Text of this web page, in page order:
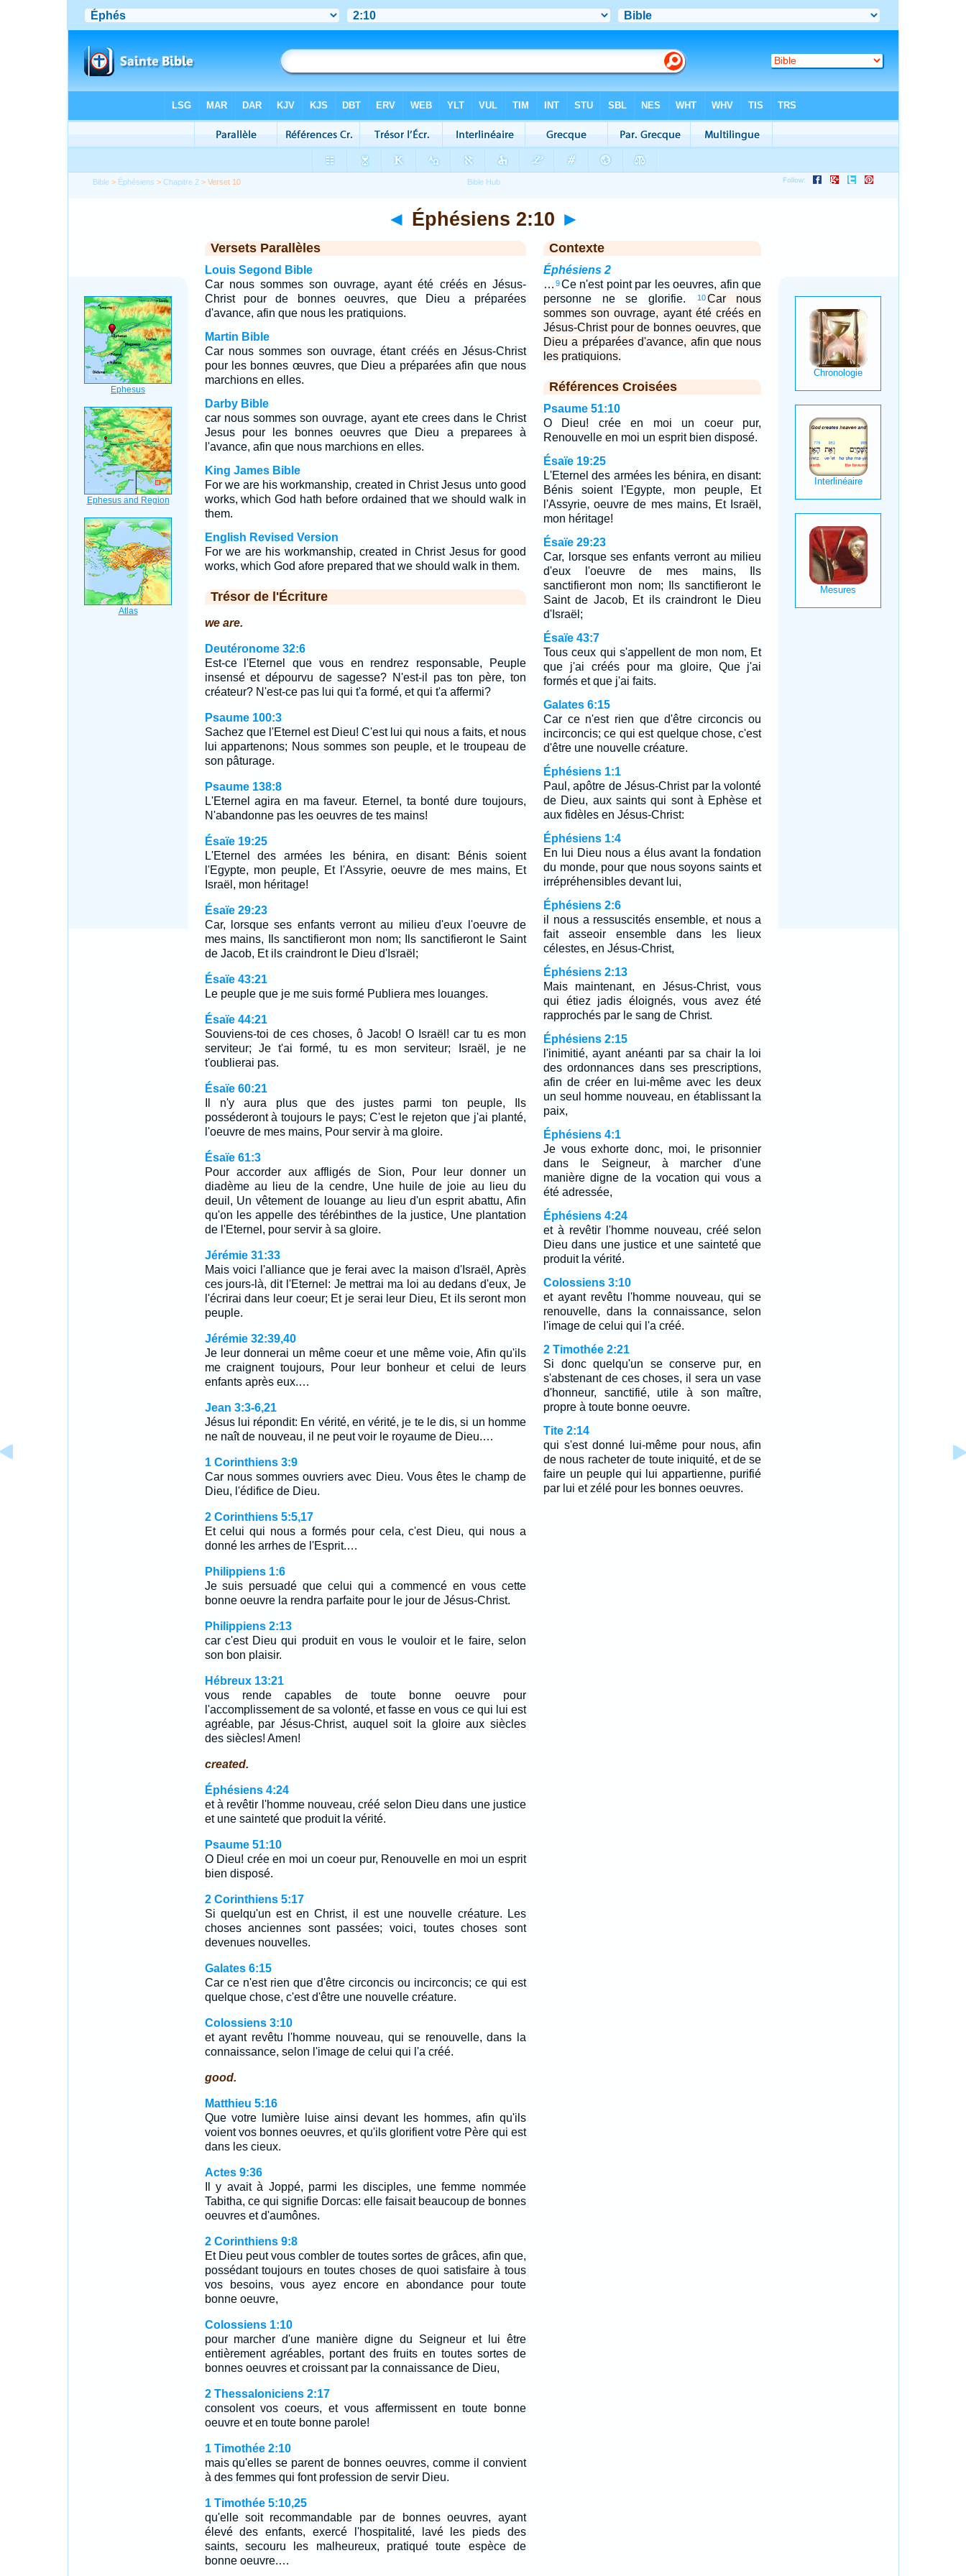
Bible > Éphésiens >Chapitre 2 > Verset 10
◄ Éphésiens 2:10 ►
Versets Parallèles
Louis Segond Bible
Car nous sommes son ouvrage, ayant été créés en Jésus-
Christ pour de bonnes oeuvres, que Dieu a préparées
d'avance, afin que nous les pratiquions.
Martin Bible
Car nous sommes son ouvrage, étant créés en Jésus-Christ
pour les bonnes œuvres, que Dieu a préparées afin que nous
marchions en elles.
Darby Bible
car nous sommes son ouvrage, ayant ete crees dans le Christ
Jesus pour les bonnes oeuvres que Dieu a preparees à
l'avance, afin que nous marchions en elles.
King James Bible
For we are his workmanship, created in Christ Jesus unto good
works, which God hath before ordained that we should walk in
them.
English Revised Version
For we are his workmanship, created in Christ Jesus for good
works, which God afore prepared that we should walk in them.
Trésor de l'Écriture
we are.
Deutéronome 32:6
Est-ce l'Eternel que vous en rendrez responsable, Peuple
insensé et dépourvu de sagesse? N'est-il pas ton père, ton
créateur? N'est-ce pas lui qui t'a formé, et qui t'a affermi?
Psaume 100:3
Sachez que l'Eternel est Dieu! C'est lui qui nous a faits, et nous
lui appartenons; Nous sommes son peuple, et le troupeau de
son pâturage.
Psaume 138:8
L'Eternel agira en ma faveur. Eternel, ta bonté dure toujours,
N'abandonne pas les oeuvres de tes mains!
Ésaïe 19:25
L'Eternel des armées les bénira, en disant: Bénis soient
l'Egypte, mon peuple, Et l'Assyrie, oeuvre de mes mains, Et
Israël, mon héritage!
Ésaïe 29:23
Car, lorsque ses enfants verront au milieu d'eux l'oeuvre de
mes mains, Ils sanctifieront mon nom; Ils sanctifieront le Saint
de Jacob, Et ils craindront le Dieu d'Israël;
Ésaïe 43:21
Le peuple que je me suis formé Publiera mes louanges.
Ésaïe 44:21
Souviens-toi de ces choses, ô Jacob! O Israël! car tu es mon
serviteur; Je t'ai formé, tu es mon serviteur; Israël, je ne
t'oublierai pas.
Ésaïe 60:21
Il n'y aura plus que des justes parmi ton peuple, Ils
posséderont à toujours le pays; C'est le rejeton que j'ai planté,
l'oeuvre de mes mains, Pour servir à ma gloire.
Ésaïe 61:3
Pour accorder aux affligés de Sion, Pour leur donner un
diadème au lieu de la cendre, Une huile de joie au lieu du
deuil, Un vêtement de louange au lieu d'un esprit abattu, Afin
qu'on les appelle des térébinthes de la justice, Une plantation
de l'Eternel, pour servir à sa gloire.
Jérémie 31:33
Mais voici l'alliance que je ferai avec la maison d'Israël, Après
ces jours-là, dit l'Eternel: Je mettrai ma loi au dedans d'eux, Je
l'écrirai dans leur coeur; Et je serai leur Dieu, Et ils seront mon
peuple.
Jérémie 32:39,40
Je leur donnerai un même coeur et une même voie, Afin qu'ils
me craignent toujours, Pour leur bonheur et celui de leurs
enfants après eux.…
Jean 3:3-6,21
Jésus lui répondit: En vérité, en vérité, je te le dis, si un homme
ne naît de nouveau, il ne peut voir le royaume de Dieu.…
1 Corinthiens 3:9
Car nous sommes ouvriers avec Dieu. Vous êtes le champ de
Dieu, l'édifice de Dieu.
2 Corinthiens 5:5,17
Et celui qui nous a formés pour cela, c'est Dieu, qui nous a
donné les arrhes de l'Esprit.…
Philippiens 1:6
Je suis persuadé que celui qui a commencé en vous cette
bonne oeuvre la rendra parfaite pour le jour de Jésus-Christ.
Philippiens 2:13
car c'est Dieu qui produit en vous le vouloir et le faire, selon
son bon plaisir.
Hébreux 13:21
vous rende capables de toute bonne oeuvre pour
l'accomplissement de sa volonté, et fasse en vous ce qui lui est
agréable, par Jésus-Christ, auquel soit la gloire aux siècles
des siècles! Amen!
created.
Éphésiens 4:24
et à revêtir l'homme nouveau, créé selon Dieu dans une justice
et une sainteté que produit la vérité.
Psaume 51:10
O Dieu! crée en moi un coeur pur, Renouvelle en moi un esprit
bien disposé.
2 Corinthiens 5:17
Si quelqu'un est en Christ, il est une nouvelle créature. Les
choses anciennes sont passées; voici, toutes choses sont
devenues nouvelles.
Galates 6:15
Car ce n'est rien que d'être circoncis ou incirconcis; ce qui est
quelque chose, c'est d'être une nouvelle créature.
Colossiens 3:10
et ayant revêtu l'homme nouveau, qui se renouvelle, dans la
connaissance, selon l'image de celui qui l'a créé.
good.
Matthieu 5:16
Que votre lumière luise ainsi devant les hommes, afin qu'ils
voient vos bonnes oeuvres, et qu'ils glorifient votre Père qui est
dans les cieux.
Actes 9:36
Il y avait à Joppé, parmi les disciples, une femme nommée
Tabitha, ce qui signifie Dorcas: elle faisait beaucoup de bonnes
oeuvres et d'aumônes.
2 Corinthiens 9:8
Et Dieu peut vous combler de toutes sortes de grâces, afin que,
possédant toujours en toutes choses de quoi satisfaire à tous
vos besoins, vous ayez encore en abondance pour toute
bonne oeuvre,
Colossiens 1:10
pour marcher d'une manière digne du Seigneur et lui être
entièrement agréables, portant des fruits en toutes sortes de
bonnes oeuvres et croissant par la connaissance de Dieu,
2 Thessaloniciens 2:17
consolent vos coeurs, et vous affermissent en toute bonne
oeuvre et en toute bonne parole!
1 Timothée 2:10
mais qu'elles se parent de bonnes oeuvres, comme il convient
à des femmes qui font profession de servir Dieu.
1 Timothée 5:10,25
qu'elle soit recommandable par de bonnes oeuvres, ayant
élevé des enfants, exercé l'hospitalité, lavé les pieds des
saints, secouru les malheureux, pratiqué toute espèce de
bonne oeuvre.…
Contexte
Éphésiens 2
… 9Ce n'est point par les oeuvres, afin que
personne ne se glorifie.
10Car nous
sommes son ouvrage, ayant été créés en
Jésus-Christ pour de bonnes oeuvres, que
Dieu a préparées d'avance, afin que nous
les pratiquions.
Références Croisées
Psaume 51:10
O Dieu! crée en moi un coeur pur,
Renouvelle en moi un esprit bien disposé.
Ésaïe 19:25
L'Eternel des armées les bénira, en disant:
Bénis soient l'Egypte, mon peuple, Et
l'Assyrie, oeuvre de mes mains, Et Israël,
mon héritage!
Ésaïe 29:23
Car, lorsque ses enfants verront au milieu
d'eux l'oeuvre de mes mains, Ils
sanctifieront mon nom; Ils sanctifieront le
Saint de Jacob, Et ils craindront le Dieu
d'Israël;
Ésaïe 43:7
Tous ceux qui s'appellent de mon nom, Et
que j'ai créés pour ma gloire, Que j'ai
formés et que j'ai faits.
Galates 6:15
Car ce n'est rien que d'être circoncis ou
incirconcis; ce qui est quelque chose, c'est
d'être une nouvelle créature.
Éphésiens 1:1
Paul, apôtre de Jésus-Christ par la volonté
de Dieu, aux saints qui sont à Ephèse et
aux fidèles en Jésus-Christ:
Éphésiens 1:4
En lui Dieu nous a élus avant la fondation
du monde, pour que nous soyons saints et
irrépréhensibles devant lui,
Éphésiens 2:6
il nous a ressuscités ensemble, et nous a
fait asseoir ensemble dans les lieux
célestes, en Jésus-Christ,
Éphésiens 2:13
Mais maintenant, en Jésus-Christ, vous
qui étiez jadis éloignés, vous avez été
rapprochés par le sang de Christ.
Éphésiens 2:15
l'inimitié, ayant anéanti par sa chair la loi
des ordonnances dans ses prescriptions,
afin de créer en lui-même avec les deux
un seul homme nouveau, en établissant la
paix,
Éphésiens 4:1
Je vous exhorte donc, moi, le prisonnier
dans le Seigneur, à marcher d'une
manière digne de la vocation qui vous a
été adressée,
Éphésiens 4:24
et à revêtir l'homme nouveau, créé selon
Dieu dans une justice et une sainteté que
produit la vérité.
Colossiens 3:10
et ayant revêtu l'homme nouveau, qui se
renouvelle, dans la connaissance, selon
l'image de celui qui l'a créé.
2 Timothée 2:21
Si donc quelqu'un se conserve pur, en
s'abstenant de ces choses, il sera un vase
d'honneur, sanctifié, utile à son maître,
propre à toute bonne oeuvre.
Tite 2:14
qui s'est donné lui-même pour nous, afin
de nous racheter de toute iniquité, et de se
faire un peuple qui lui appartienne, purifié
par lui et zélé pour les bonnes oeuvres.